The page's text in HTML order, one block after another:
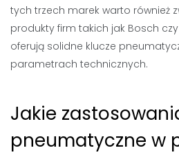
tych trzech marek warto również
produkty firm takich jak Bosch
oferują solidne klucze
parametrach technicznych.
Jakie
pneumatyczne w